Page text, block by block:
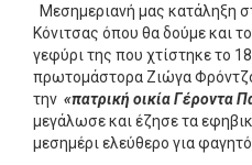
Μεσημεριανή μας κατάληξη
Κόνιτσας όπου θα δούμε και
γεφύρι της που χτίστηκε το
πρωτομάστορα Ζιώγα
την «πατρική οικία Γέροντα
μεγάλωσε και έζησε τα
μεσημέρι ελεύθερο για